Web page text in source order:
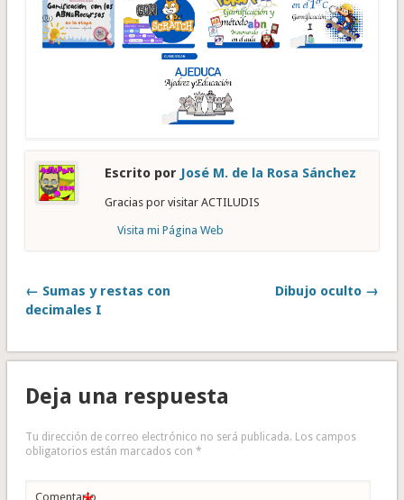
Escrito por José M. de la Rosa Sánchez
Gracias por visitar ACTILUDIS
Visita mi Página Web
← Sumas y restas con
decimales I
Dibujo oculto →
Deja una respuesta
Tu dirección de correo electrónico no será publicada. Los campos
obligatorios están marcados con *
Comentario